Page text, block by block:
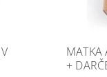
MATKA
+